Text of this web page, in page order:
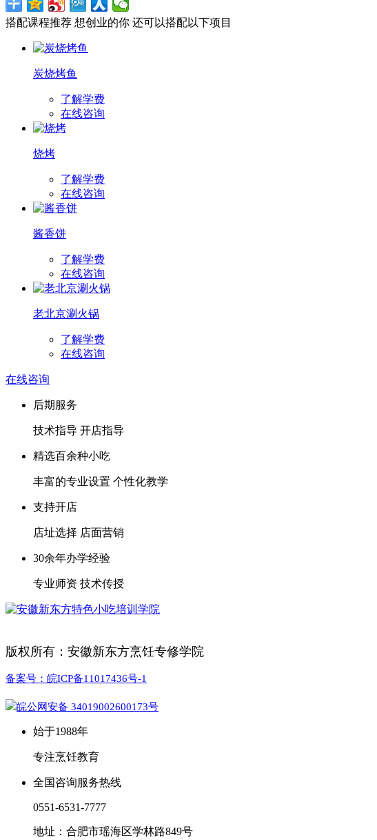
搭配课程推荐 想创业的你 还可以搭配以下项目
炭烧烤鱼
了解学费
在线咨询
烧烤
了解学费
在线咨询
酱香饼
了解学费
在线咨询
老北京涮火锅
了解学费
在线咨询
在线咨询
后期服务
技术指导 开店指导
精选百余种小吃
丰富的专业设置 个性化教学
支持开店
店址选择 店面营销
30余年办学经验
专业师资 技术传授
版权所有：安徽新东方烹饪专修学院
备案号：皖ICP备11017436号-1
皖公网安备 34019002600173号
始于1988年
专注烹饪教育
全国咨询服务热线
0551-6531-7777
地址：合肥市瑶海区学林路849号